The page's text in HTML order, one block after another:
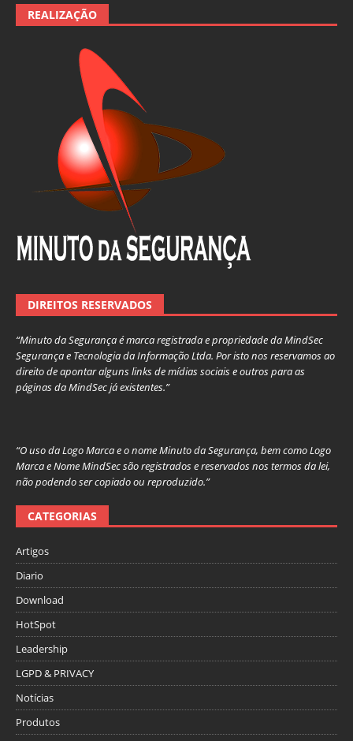
REALIZAÇÃO
DIREITOS RESERVADOS
“Minuto da Segurança é marca registrada e propriedade da MindSec
Segurança e Tecnologia da Informação Ltda. Por isto nos reservamos ao
direito de apontar alguns links de mídias sociais e outros para as
páginas da MindSec já existentes.”
“O uso da Logo Marca e o nome Minuto da Segurança, bem como Logo
Marca e Nome MindSec são registrados e reservados nos termos da lei,
não podendo ser copiado ou reproduzido.”
CATEGORIAS
Artigos
Diario
Download
HotSpot
Leadership
LGPD & PRIVACY
Notícias
Produtos